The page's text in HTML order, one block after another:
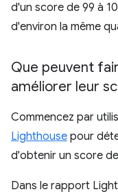
d'un score de 99 à
d'environ la même
Que peuvent
améliorer leur
Commencez par
Lighthouse pour
d'obtenir un score
Dans le rapport